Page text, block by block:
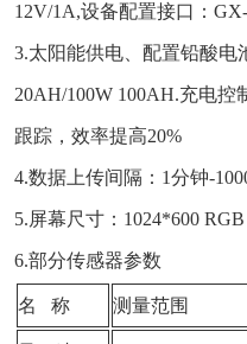
12V/1A,设备配置接口：
3.太阳能供电、配置铅酸电
20AH/100W 100AH.充电控
跟踪，效率提高20%
4.数据上传间隔：1分钟-
5.屏幕尺寸：1024*600
6.部分传感器参数
名 称 测量范围